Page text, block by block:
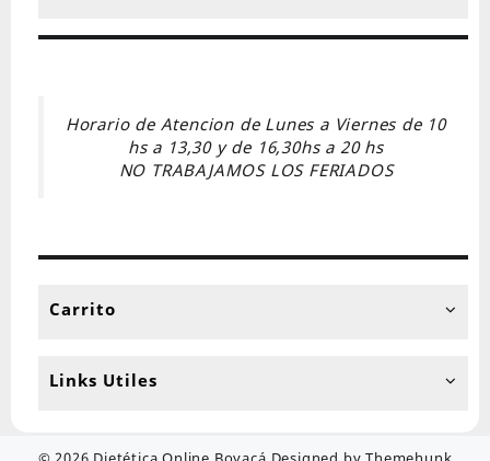
Horario de Atencion de Lunes a Viernes de 10
hs a 13,30 y de 16,30hs a 20 hs
NO TRABAJAMOS LOS FERIADOS
Carrito
Links Utiles